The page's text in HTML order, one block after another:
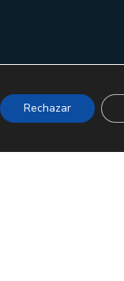
Rechazar